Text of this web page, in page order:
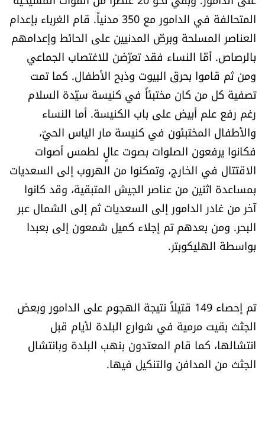
المتحالفة في الدامور مع 350 مدنياً. قام الغرباء بإعدام
العناصر المسلحة وبرصّ المدنيين على الحائط وإعدامهم
بالرصاص. أمّا النساء فقد تعرّضن للاغتصاب الجماعي
ومن ثم قاموا بحرق البيوت وذبح الأطفال. كما تمت
تصفية كل من كان مختبئاً في كنيسة سيّدة السلام
رغم رفع علم أبيض على باب الكنيسة. أما النساء
والأطفال المختبئون في كنيسة مار الياس الحيّ،
فكانوا يرفعون الصلوات بصوت عالٍ لطمس أصوات
الاقتتال في الخارج، وتمكنوا من الهروب إلى السعديات
بمساعدة اثنين من عناصر الجيش المتبقية، وقد كانوا
آخر من غادر الدامور إلى السعديات ثم إلى الشمال عبر
البحر. ومن بعدهم تم إجلاء كميل شمعون إلى بعبدا
بواسطة الهليكوبتر.
تم إحصاء 149 قتيلاً نتيجة الهجوم على الدامور وبعض
الجثث بقيت مرمية في شوارع البلدة لأيام قبل
انتشالها، كما قام المعتدون بنهب البلدة وبانتشال
الجثث من المدافن والتنكيل فيها.